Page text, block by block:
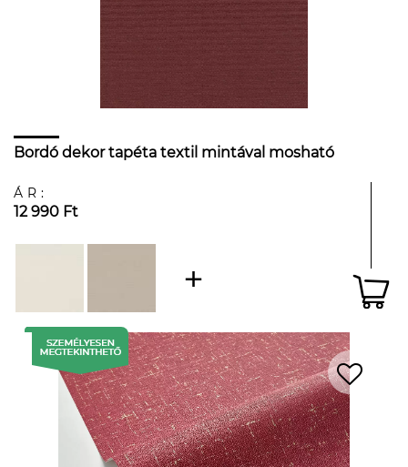
Bordó dekor tapéta textil mintával mosható
ÁR:
12 990 Ft